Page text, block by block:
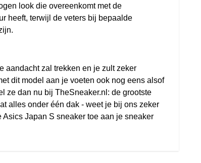
look die overeenkomt met de
heeft, terwijl de veters bij bepaalde
aandacht zal trekken en je zult zeker
dit model aan je voeten ook nog eens alsof
ze dan nu bij TheSneaker.nl: de grootste
alles onder één dak - weet je bij ons zeker
Japan S sneaker toe aan je sneaker